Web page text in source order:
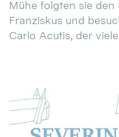
Mühe folgten sie den
Franziskus und
Carlo Acutis, der